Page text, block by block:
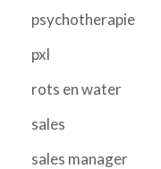
psychotherapie
pxl
rots en water
sales
sales manager